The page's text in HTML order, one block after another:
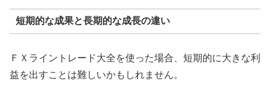
短期的な成果と長期的な成長の違い
ＦＸライントレード大全を使った場合、短期的に大きな利
益を出すことは難しいかもしれません。